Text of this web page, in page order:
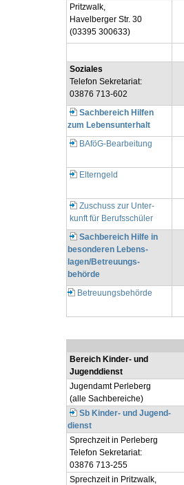
Pritzwalk,
Havelberger Str. 30
(03395 300633)
Soziales
Telefon Sekretariat:
03876 713-602
Sachbereich Hilfen
zum Lebensunterhalt
BAföG-Bearbeitung
Elterngeld
Zuschuss zur Unter-
kunft für Berufsschüler
Sachbereich Hilfe in
besonderen Lebens-
lagen/Betreuungs-
behörde
Betreuungsbehörde
Bereich Kinder- und
Jugenddienst
Jugendamt Perleberg
(alle Sachbereiche)
Sb Kinder- und Jugend-
dienst
Sprechzeit in Perleberg
Telefon Sekretariat:
03876 713-255
Sprechzeit in Pritzwalk,